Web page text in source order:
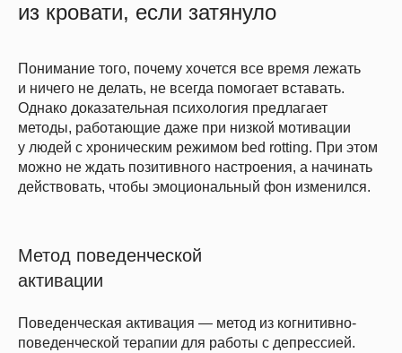
из кровати, если затянуло
Понимание того, почему хочется все время лежать
и ничего не делать, не всегда помогает вставать.
Однако доказательная психология предлагает
методы, работающие даже при низкой мотивации
у людей с хроническим режимом bed rotting. При этом
можно не ждать позитивного настроения, а начинать
действовать, чтобы эмоциональный фон изменился.
Метод поведенческой
активации
Поведенческая активация — метод из когнитивно-
поведенческой терапии для работы с депрессией.